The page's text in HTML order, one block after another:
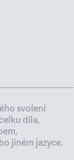
svolení
díla,
jiném jazyce.